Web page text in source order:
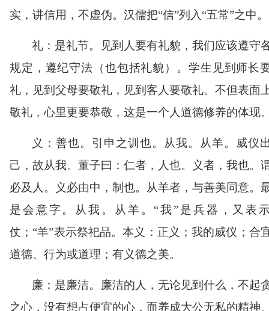
实，讲信用，不虚伪。汉儒把“信”列入“五常”之中。
礼：是礼节。见到人要有礼貌，我们应该遵守
规定，遵纪守法（也包括礼貌）。学生见到师长
礼，见到父母要敬礼，见到客人要敬礼。不但表面
敬礼，心里更要恭敬，这是一个人道德修养的体现
义：善也。引申之训也。从我。从羊。威仪
己，故从我。董子曰：仁者，人也。义者，我也。
必及人。义必由中，制也。从羊者，与善美同意。
是会意字。从我。从羊。 “我”是兵器，又表
仗； “羊”表示祭祀品。本义：正义；我的威仪；合
道德、行为或道理；有义德之美。
廉：是廉洁。廉洁的人，无论见到什么，不起
之心，没有想占便宜的心，而养成大公无私的精神